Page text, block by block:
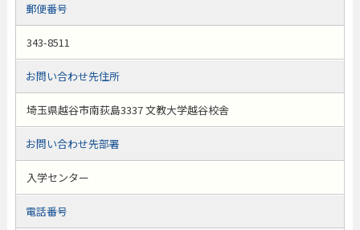
郵便番号
343-8511
お問い合わせ先住所
埼玉県越谷市南荻島3337 文教大学越谷校舎
お問い合わせ先部署
入学センター
電話番号